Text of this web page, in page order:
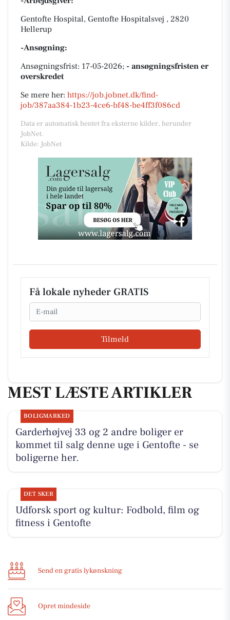
Gentofte Hospital, Gentofte Hospitalsvej , 2820
Hellerup
-Ansøgning:
Ansøgningsfrist: 17-05-2026; - ansøgningsfristen er
overskredet
Se mere her: https://job.jobnet.dk/find-
job/387aa384-1b23-4ce6-bf48-be4ff3f086cd
Data er automatisk hentet fra eksterne kilder, herunder
JobNet.
Kilde: JobNet
Få lokale nyheder GRATIS
Email
Tilmeld
MEST LÆSTE ARTIKLER
BOLIGMARKED
Garderhøjvej 33 og 2 andre boliger er
kommet til salg denne uge i Gentofte - se
boligerne her.
DET SKER
Udforsk sport og kultur: Fodbold, film og
fitness i Gentofte
Send en gratis lykønskning
Opret mindeside